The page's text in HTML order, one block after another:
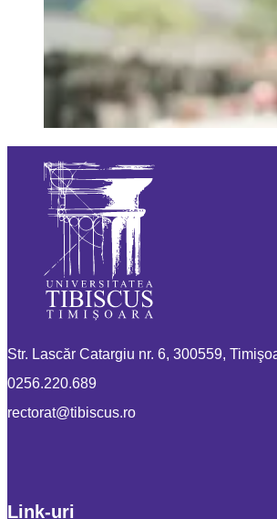
Str. Lascăr Catargiu nr. 6, 300559,
0256.220.689
or.sucsibit@tarotcer
Link-uri